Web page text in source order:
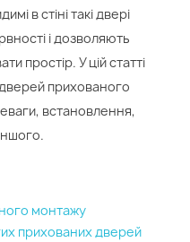
в стіні такі двері
і дозволяють
простір. У цій статті
прихованого
встановлення,
монтажу
прихованих дверей